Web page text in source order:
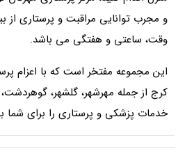
و مجرب توانایی مراقبت و پرستاری از
وقت، ساعتی و هفتگی می باشد.
این مجموعه مفتخر است که با اعزام
کرج از جمله مهرشهر، گلشهر،
خدمات پزشکی و پرستاری را برای شما